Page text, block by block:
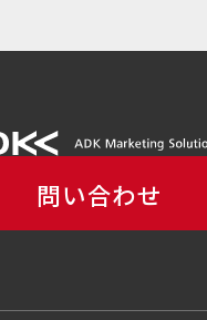
問い合わせ